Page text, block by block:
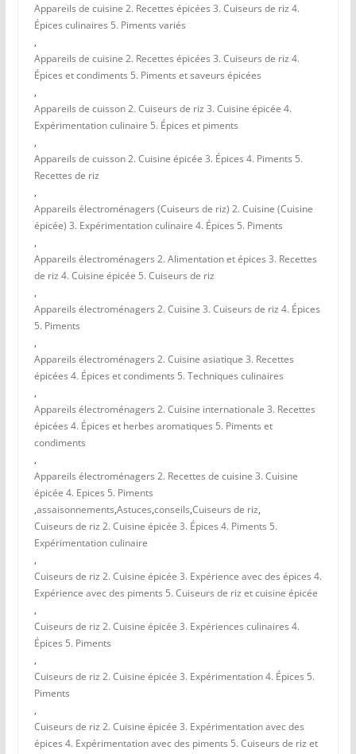
Appareils de cuisine 2. Recettes épicées 3. Cuiseurs de riz 4.
Épices culinaires 5. Piments variés
,
Appareils de cuisine 2. Recettes épicées 3. Cuiseurs de riz 4.
Épices et condiments 5. Piments et saveurs épicées
,
Appareils de cuisson 2. Cuiseurs de riz 3. Cuisine épicée 4.
Expérimentation culinaire 5. Épices et piments
,
Appareils de cuisson 2. Cuisine épicée 3. Épices 4. Piments 5.
Recettes de riz
,
Appareils électroménagers (Cuiseurs de riz) 2. Cuisine (Cuisine
épicée) 3. Expérimentation culinaire 4. Épices 5. Piments
,
Appareils électroménagers 2. Alimentation et épices 3. Recettes
de riz 4. Cuisine épicée 5. Cuiseurs de riz
,
Appareils électroménagers 2. Cuisine 3. Cuiseurs de riz 4. Épices
5. Piments
,
Appareils électroménagers 2. Cuisine asiatique 3. Recettes
épicées 4. Épices et condiments 5. Techniques culinaires
,
Appareils électroménagers 2. Cuisine internationale 3. Recettes
épicées 4. Épices et herbes aromatiques 5. Piments et
condiments
,
Appareils électroménagers 2. Recettes de cuisine 3. Cuisine
épicée 4. Epices 5. Piments
,assaisonnements,Astuces,conseils,Cuiseurs de riz,
Cuiseurs de riz 2. Cuisine épicée 3. Épices 4. Piments 5.
Expérimentation culinaire
,
Cuiseurs de riz 2. Cuisine épicée 3. Expérience avec des épices 4.
Expérience avec des piments 5. Cuiseurs de riz et cuisine épicée
,
Cuiseurs de riz 2. Cuisine épicée 3. Expériences culinaires 4.
Épices 5. Piments
,
Cuiseurs de riz 2. Cuisine épicée 3. Expérimentation 4. Épices 5.
Piments
,
Cuiseurs de riz 2. Cuisine épicée 3. Expérimentation avec des
épices 4. Expérimentation avec des piments 5. Cuiseurs de riz et